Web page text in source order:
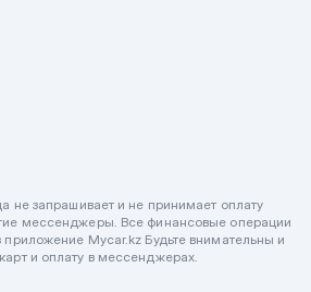
не запрашивает и не принимает оплату
мессенджеры. Все финансовые операции
приложение Mycar.kz Будьте внимательны и
и оплату в мессенджерах.